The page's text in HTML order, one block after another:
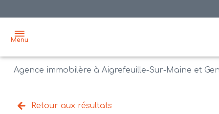
Menu
acheter
biens
Agence immobilère à Aigrefeuille-Sur-Maine et
Retour aux résultats